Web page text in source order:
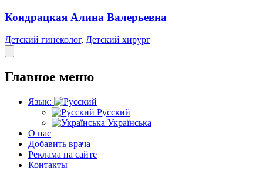
Кондрацкая Алина Валерьевна
Детский гинеколог, Детский хирург
Главное меню
Язык:
Русский
Українська
О нас
Добавить врача
Реклама на сайте
Контакты